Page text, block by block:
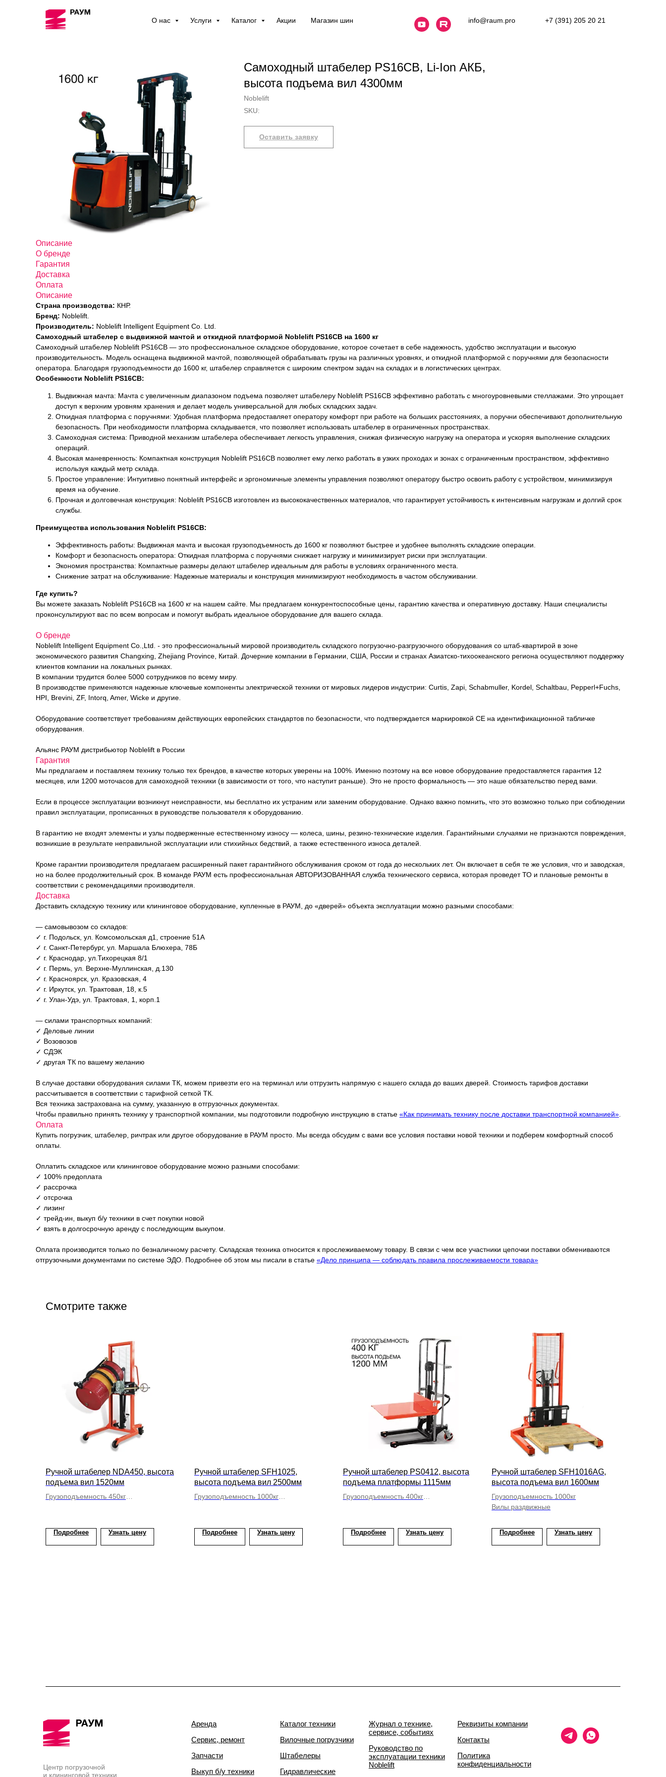
О нас Услуги Каталог Акции Магазин шин info@raum.pro +7 (391) 205 20 21
Самоходный штабелер PS16CB, Li-Ion АКБ,
высота подъема вил 4300мм
Noblelift
SKU:
Оставить заявку
Описание
О бренде
Гарантия
Доставка
Оплата
Описание
Страна производства: КНР.
Бренд: Noblelift.
Производитель: Noblelift Intelligent Equipment Co. Ltd.
Самоходный штабелер с выдвижной мачтой и откидной платформой Noblelift PS16CB на 1600 кг
Самоходный штабелер Noblelift PS16CB — это профессиональное складское оборудование, которое сочетает в себе надежность, удобство эксплуатации и высокую
производительность. Модель оснащена выдвижной мачтой, позволяющей обрабатывать грузы на различных уровнях, и откидной платформой с поручнями для безопасности
оператора. Благодаря грузоподъемности до 1600 кг, штабелер справляется с широким спектром задач на складах и в логистических центрах.
Особенности Noblelift PS16CB:
Выдвижная мачта: Мачта с увеличенным диапазоном подъема позволяет штабелеру Noblelift PS16CB эффективно работать с многоуровневыми стеллажами. Это упрощает
доступ к верхним уровням хранения и делает модель универсальной для любых складских задач.
Откидная платформа с поручнями: Удобная платформа предоставляет оператору комфорт при работе на больших расстояниях, а поручни обеспечивают дополнительную
безопасность. При необходимости платформа складывается, что позволяет использовать штабелер в ограниченных пространствах.
Самоходная система: Приводной механизм штабелера обеспечивает легкость управления, снижая физическую нагрузку на оператора и ускоряя выполнение складских
операций.
Высокая маневренность: Компактная конструкция Noblelift PS16CB позволяет ему легко работать в узких проходах и зонах с ограниченным пространством, эффективно
используя каждый метр склада.
Простое управление: Интуитивно понятный интерфейс и эргономичные элементы управления позволяют оператору быстро освоить работу с устройством, минимизируя
время на обучение.
Прочная и долговечная конструкция: Noblelift PS16CB изготовлен из высококачественных материалов, что гарантирует устойчивость к интенсивным нагрузкам и долгий срок
службы.
Преимущества использования Noblelift PS16CB:
Эффективность работы: Выдвижная мачта и высокая грузоподъемность до 1600 кг позволяют быстрее и удобнее выполнять складские операции.
Комфорт и безопасность оператора: Откидная платформа с поручнями снижает нагрузку и минимизирует риски при эксплуатации.
Экономия пространства: Компактные размеры делают штабелер идеальным для работы в условиях ограниченного места.
Снижение затрат на обслуживание: Надежные материалы и конструкция минимизируют необходимость в частом обслуживании.
Где купить?
Вы можете заказать Noblelift PS16CB на 1600 кг на нашем сайте. Мы предлагаем конкурентоспособные цены, гарантию качества и оперативную доставку. Наши специалисты
проконсультируют вас по всем вопросам и помогут выбрать идеальное оборудование для вашего склада.
О бренде
Noblelift Intelligent Equipment Co.,Ltd. - это профессиональный мировой производитель складского погрузочно-разгрузочного оборудования со штаб-квартирой в зоне
экономического развития Changxing, Zhejiang Province, Китай. Дочерние компании в Германии, США, России и странах Азиатско-тихоокеанского региона осуществляют поддержку
клиентов компании на локальных рынках.
В компании трудится более 5000 сотрудников по всему миру.
В производстве применяются надежные ключевые компоненты электрической техники от мировых лидеров индустрии: Curtis, Zapi, Schabmuller, Kordel, Schaltbau, Pepperl+Fuchs,
HPI, Brevini, ZF, Intorq, Amer, Wicke и другие.
Оборудование соответствует требованиям действующих европейских стандартов по безопасности, что подтверждается маркировкой СЕ на идентификационной табличке
оборудования.
Альянс РАУМ дистрибьютор Noblelift в России
Гарантия
Мы предлагаем и поставляем технику только тех брендов, в качестве которых уверены на 100%. Именно поэтому на все новое оборудование предоставляется гарантия 12
месяцев, или 1200 моточасов для самоходной техники (в зависимости от того, что наступит раньше). Это не просто формальность — это наше обязательство перед вами.
Если в процессе эксплуатации возникнут неисправности, мы бесплатно их устраним или заменим оборудование. Однако важно помнить, что это возможно только при соблюдении
правил эксплуатации, прописанных в руководстве пользователя к оборудованию.
В гарантию не входят элементы и узлы подверженные естественному износу — колеса, шины, резино-технические изделия. Гарантийными случаями не признаются повреждения,
возникшие в результате неправильной эксплуатации или стихийных бедствий, а также естественного износа деталей.
Кроме гарантии производителя предлагаем расширенный пакет гарантийного обслуживания сроком от года до нескольких лет. Он включает в себя те же условия, что и заводская,
но на более продолжительный срок. В команде РАУМ есть профессиональная АВТОРИЗОВАННАЯ служба технического сервиса, которая проведет ТО и плановые ремонты в
соответствии с рекомендациями производителя.
Доставка
Доставить складскую технику или клининговое оборудование, купленные в РАУМ, до «дверей» объекта эксплуатации можно разными способами:
— самовывозом со складов:
✓ г. Подольск, ул. Комсомольская д1, строение 51А
✓ г. Санкт-Петербург, ул. Маршала Блюхера, 78Б
✓ г. Краснодар, ул.Тихорецкая 8/1
✓ г. Пермь, ул. Верхне-Муллинская, д.130
✓ г. Красноярск, ул. Кразовская, 4
✓ г. Иркутск, ул. Трактовая, 18, к.5
✓ г. Улан-Удэ, ул. Трактовая, 1, корп.1
— силами транспортных компаний:
✓ Деловые линии
✓ Возовозов
✓ СДЭК
✓ другая ТК по вашему желанию
В случае доставки оборудования силами ТК, можем привезти его на терминал или отгрузить напрямую с нашего склада до ваших дверей. Стоимость тарифов доставки
рассчитывается в соответствии с тарифной сеткой ТК.
Вся техника застрахована на сумму, указанную в отгрузочных документах.
Чтобы правильно принять технику у транспортной компании, мы подготовили подробную инструкцию в статье «Как принимать технику после доставки транспортной компанией»
Оплата
Купить погрузчик, штабелер, ричтрак или другое оборудование в РАУМ просто. Мы всегда обсудим с вами все условия поставки новой техники и подберем комфортный способ
оплаты.
Оплатить складское или клининговое оборудование можно разными способами:
✓ 100% предоплата
✓ рассрочка
✓ отсрочка
✓ лизинг
✓ трейд-ин, выкуп б/у техники в счет покупки новой
✓ взять в долгосрочную аренду с последующим выкупом.
Оплата производится только по безналичному расчету. Складская техника относится к прослеживаемому товару. В связи с чем все участники цепочки поставки обмениваются
отгрузочными документами по системе ЭДО. Подробнее об этом мы писали в статье «Дело принципа — соблюдать правила прослеживаемости товара»
Смотрите также
Ручной штабелер NDA450, высота
подъема вил 1520мм
Грузоподъемность 450кг
Подробнее Узнать цену
Ручной штабелер SFH1025,
высота подъема вил 2500мм
Грузоподъемность 1000кг
Подробнее Узнать цену
Ручной штабелер PS0412, высота
подъема платформы 1115мм
Грузоподъемность 400кг
Подробнее Узнать цену
Ручной штабелер SFH1016AG,
высота подъема вил 1600мм
Грузоподъемность 1000кг
Вилы раздвижные
Подробнее Узнать цену
Центр погрузочной
и клининговой техники
Аренда
Сервис, ремонт
Запчасти
Выкуп б/у техники
Каталог техники
Вилочные погрузчики
Штабелеры
Гидравлические
Журнал о технике,
сервисе, событиях
Руководство по
эксплуатации техники
Noblelift
Реквизиты компании
Контакты
Политика
конфиденциальности